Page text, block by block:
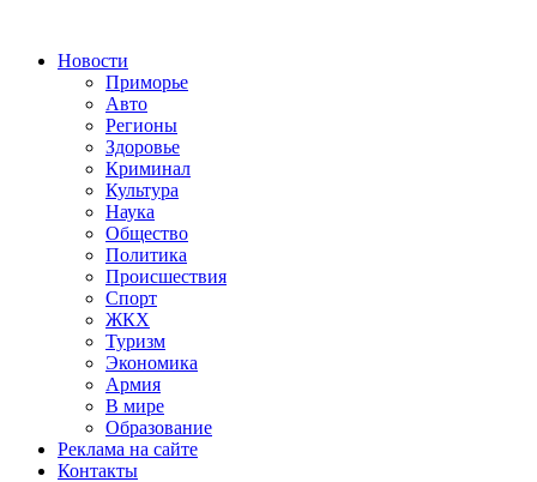
Новости
Приморье
Авто
Регионы
Здоровье
Криминал
Культура
Наука
Общество
Политика
Происшествия
Спорт
ЖКХ
Туризм
Экономика
Армия
В мире
Образование
Реклама на сайте
Контакты